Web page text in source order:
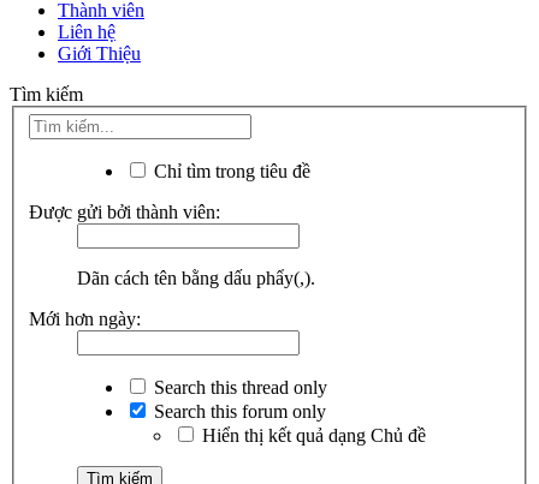
Thành viên
Liên hệ
Giới Thiệu
Tìm kiếm
Chỉ tìm trong tiêu đề
Được gửi bởi thành viên:
Dãn cách tên bằng dấu phẩy(,).
Mới hơn ngày:
Search this thread only
Search this forum only
Hiển thị kết quả dạng Chủ đề